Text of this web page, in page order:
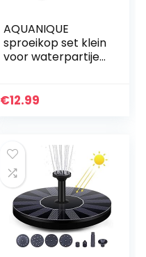
AQUANIQUE
sproeikop set klein
voor waterpartijen
sproeiers voor
€12.99